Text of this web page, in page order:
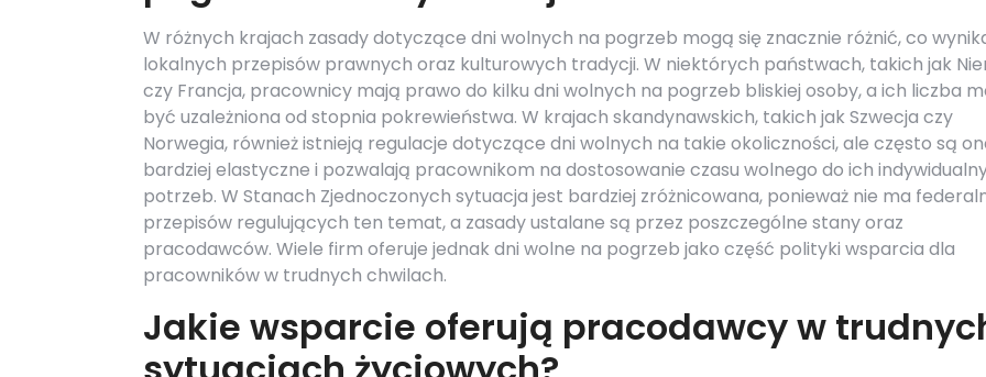
W różnych krajach zasady dotyczące dni wolnych na pogrzeb mogą się znacznie różnić, co
lokalnych przepisów prawnych oraz kulturowych tradycji. W niektórych państwach, takich jak
czy Francja, pracownicy mają prawo do kilku dni wolnych na pogrzeb bliskiej osoby, a ich liczba
być uzależniona od stopnia pokrewieństwa. W krajach skandynawskich, takich jak Szwecja czy
Norwegia, również istnieją regulacje dotyczące dni wolnych na takie okoliczności, ale często są
bardziej elastyczne i pozwalają pracownikom na dostosowanie czasu wolnego do ich
potrzeb. W Stanach Zjednoczonych sytuacja jest bardziej zróżnicowana, ponieważ nie ma
przepisów regulujących ten temat, a zasady ustalane są przez poszczególne stany oraz
pracodawców. Wiele firm oferuje jednak dni wolne na pogrzeb jako część polityki wsparcia dla
pracowników w trudnych chwilach.
Jakie wsparcie oferują pracodawcy w